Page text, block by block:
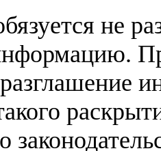
не
разглашение